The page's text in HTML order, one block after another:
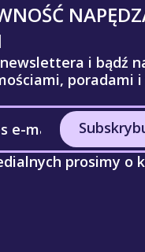
i bądź
poradami
prosimy o